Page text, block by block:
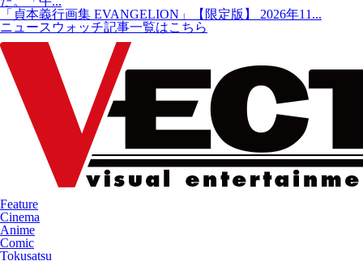
「貞本義行画集 EVANGELION」【限定版】 2026年11...
ニュースウォッチ記事一覧はこちら
Feature
Cinema
Anime
Comic
Tokusatsu